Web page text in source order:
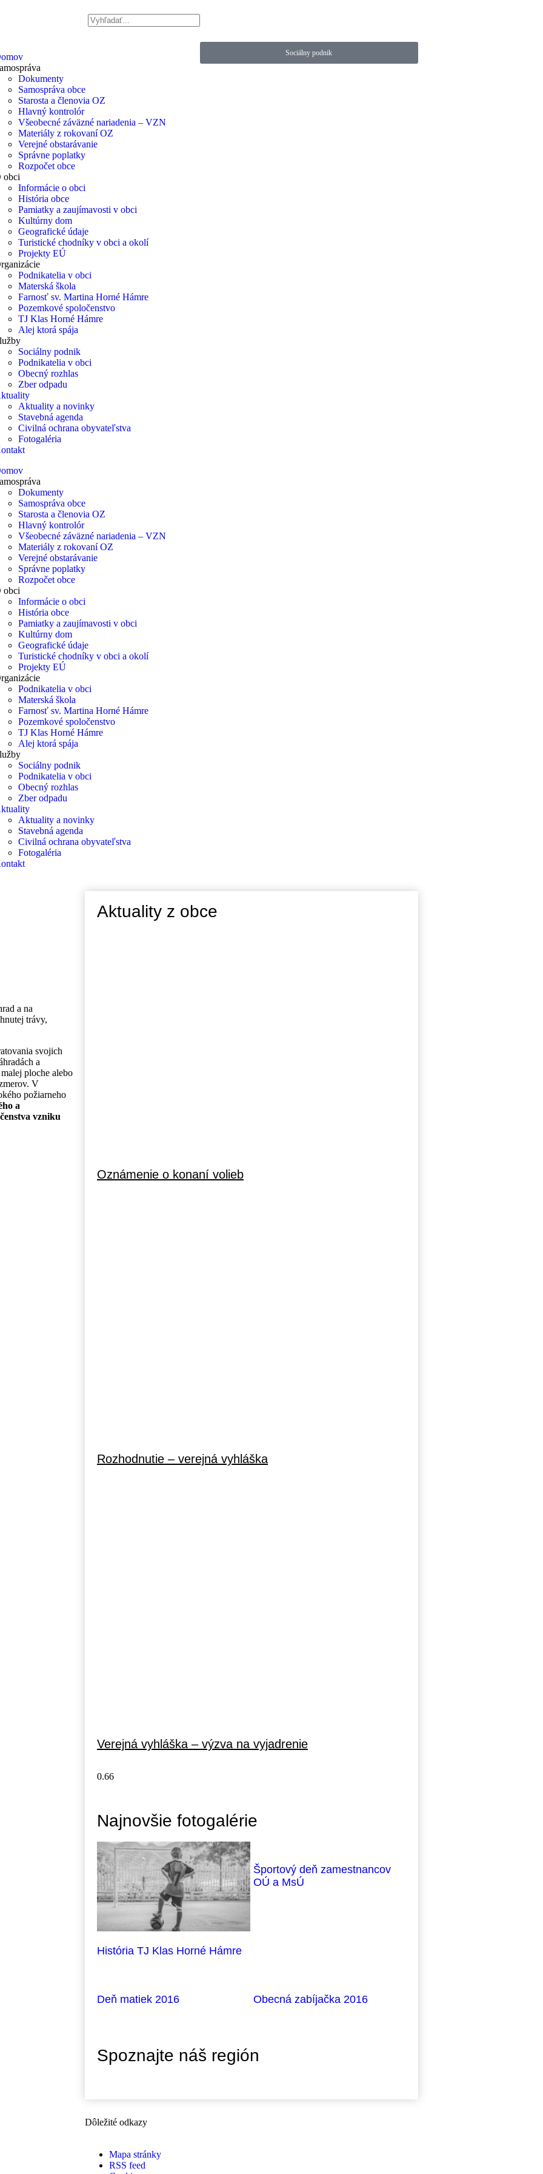
Dokumenty
Samospráva obce
Starosta a členovia OZ
Hlavný kontrolór
Všeobecné záväzné nariadenia – VZN
Materiály z rokovaní OZ
Verejné obstarávanie
Správne poplatky
Rozpočet obce
obci
Informácie o obci
História obce
Pamiatky a zaujímavosti v obci
Kultúrny dom
Geografické údaje
Turistické chodníky v obci a okolí
Projekty EÚ
Podnikatelia v obci
Materská škola
Farnosť sv. Martina Horné Hámre
Pozemkové spoločenstvo
TJ Klas Horné Hámre
Alej ktorá spája
Sociálny podnik
Podnikatelia v obci
Obecný rozhlas
Zber odpadu
Aktuality a novinky
Stavebná agenda
Civilná ochrana obyvateľstva
Fotogaléria
Dokumenty
Samospráva obce
Starosta a členovia OZ
Hlavný kontrolór
Všeobecné záväzné nariadenia – VZN
Materiály z rokovaní OZ
Verejné obstarávanie
Správne poplatky
Rozpočet obce
obci
Informácie o obci
História obce
Pamiatky a zaujímavosti v obci
Kultúrny dom
Geografické údaje
Turistické chodníky v obci a okolí
Projekty EÚ
Podnikatelia v obci
Materská škola
Farnosť sv. Martina Horné Hámre
Pozemkové spoločenstvo
TJ Klas Horné Hámre
Alej ktorá spája
Sociálny podnik
Podnikatelia v obci
Obecný rozhlas
Zber odpadu
Aktuality a novinky
Stavebná agenda
Civilná ochrana obyvateľstva
Fotogaléria
Sociálny podnik
a na
trávy,
svojich
a
ploche alebo
V
požiarneho
a
vzniku
Aktuality z obce
Oznámenie o konaní volieb
Rozhodnutie – verejná vyhláška
Verejná vyhláška – výzva na vyjadrenie
Najnovšie fotogalérie
História TJ Klas Horné Hámre
Športový deň zamestnancov
OÚ a MsÚ
Deň matiek 2016 Obecná zabíjačka 2016
Spoznajte náš región
Dôležité odkazy
Mapa stránky
RSS feed